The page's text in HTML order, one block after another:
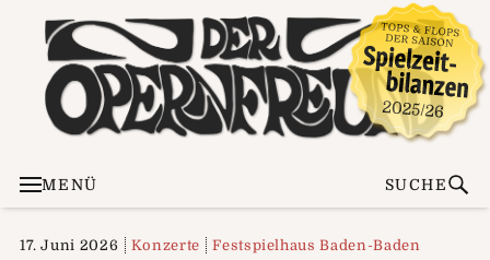
MENÜ SUCHE
17. Juni 2026 Konzerte Festspielhaus Baden-Baden